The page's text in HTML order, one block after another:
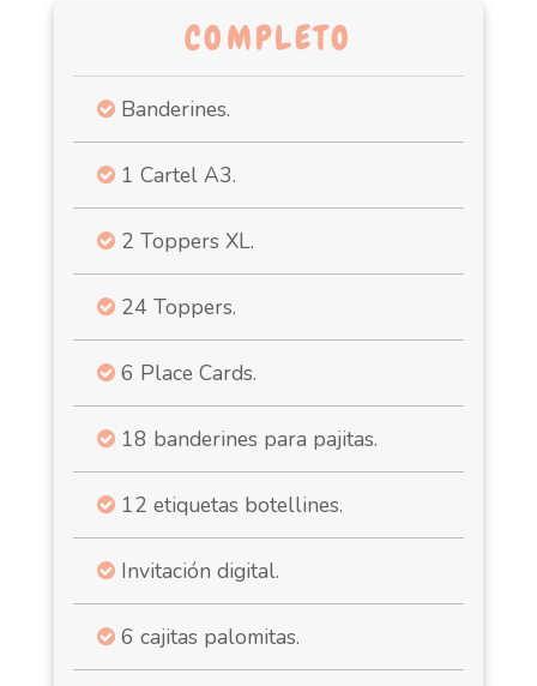
COMPLETO
Banderines.
1 Cartel A3.
2 Toppers XL.
24 Toppers.
6 Place Cards.
18 banderines para pajitas.
12 etiquetas botellines.
Invitación digital.
6 cajitas palomitas.